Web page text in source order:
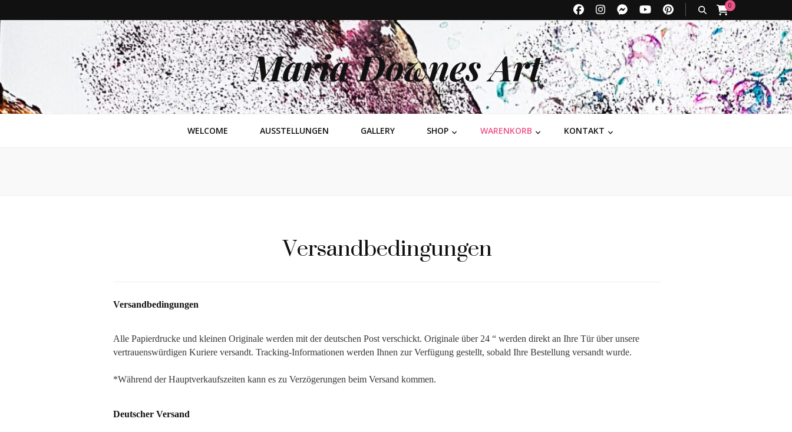
0
Maria Downes Art
WELCOME AUSSTELLUNGEN GALLERY SHOP WARENKORB KONTAKT
Versandbedingungen
Versandbedingungen
Alle Papierdrucke und kleinen Originale werden mit der deutschen Post verschickt. Originale über 24 “ werden direkt an Ihre Tür über unsere
vertrauenswürdigen Kuriere versandt. Tracking-Informationen werden Ihnen zur Verfügung gestellt, sobald Ihre Bestellung versandt wurde.
*Während der Hauptverkaufszeiten kann es zu Verzögerungen beim Versand kommen.
Deutscher Versand